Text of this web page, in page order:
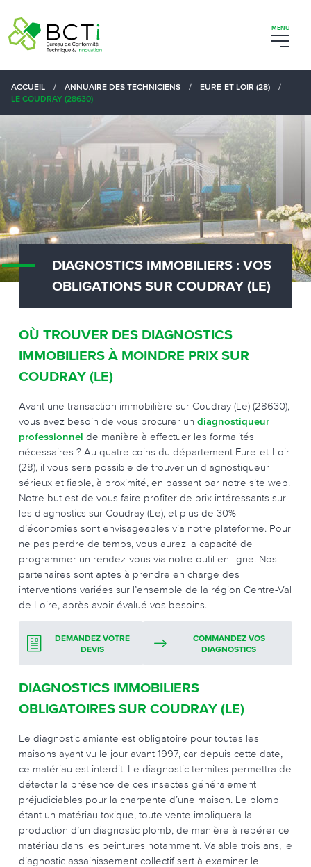
ACCUEIL / ANNUAIRE DES TECHNICIENS / EURE-ET-LOIR (28)
/
LE COUDRAY (28630)
DIAGNOSTICS IMMOBILIERS : VOS
OBLIGATIONS SUR COUDRAY (LE)
OÙ TROUVER DES DIAGNOSTICS
IMMOBILIERS À MOINDRE PRIX SUR
COUDRAY (LE)
Avant une transaction immobilière sur Coudray (Le) (28630),
vous avez besoin de vous procurer un diagnostiqueur
professionnel de manière à effectuer les formalités
nécessaires ? Au quatre coins du département Eure-et-Loir
(28), il vous sera possible de trouver un diagnostiqueur
sérieux et fiable, à proximité, en passant par notre site web.
Notre but est de vous faire profiter de prix intéressants sur
les diagnostics sur Coudray (Le), et plus de 30%
d’économies sont envisageables via notre plateforme. Pour
ne pas perdre de temps, vous aurez la capacité de
programmer un rendez-vous via notre outil en ligne. Nos
partenaires sont aptes à prendre en charge des
interventions variées sur l’ensemble de la région Centre-Val
de Loire, après avoir évalué vos besoins.
DEMANDEZ VOTRE
DEVIS
COMMANDEZ VOS
DIAGNOSTICS
DIAGNOSTICS IMMOBILIERS
OBLIGATOIRES SUR COUDRAY (LE)
Le diagnostic amiante est obligatoire pour toutes les
maisons ayant vu le jour avant 1997, car depuis cette date,
ce matériau est interdit. Le diagnostic termites permettra de
détecter la présence de ces insectes généralement
préjudiciables pour la charpente d’une maison. Le plomb
étant un matériau toxique, toute vente impliquera la
production d’un diagnostic plomb, de manière à repérer ce
matériau dans les peintures notamment. Valable trois ans, le
diagnostic assainissement collectif sert à examiner le